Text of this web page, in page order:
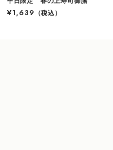
¥1,639
（税込）